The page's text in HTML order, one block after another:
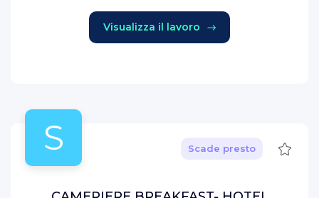
Visualizza il lavoro
S Scade presto Salva